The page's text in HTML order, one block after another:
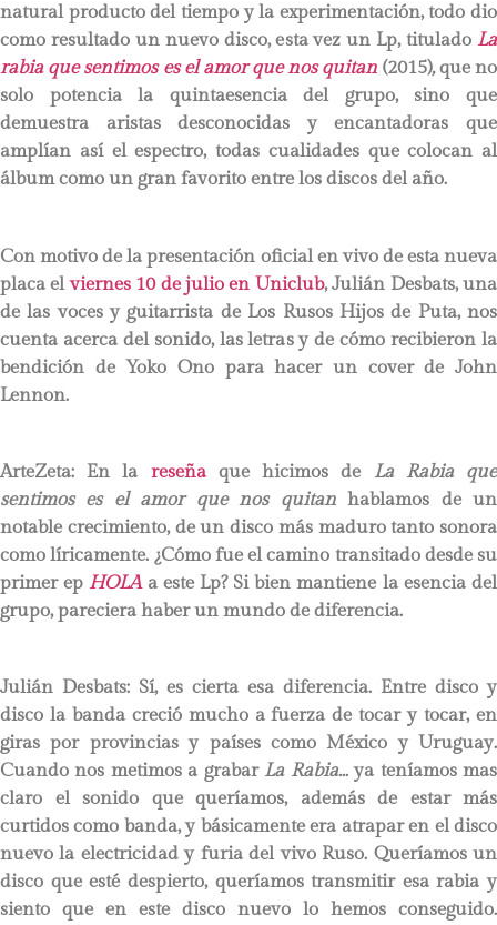
natural producto del tiempo y la experimentación, todo dio
como resultado un nuevo disco, esta vez un Lp, titulado La
rabia que sentimos es el amor que nos quitan (2015),que no
solo potencia la quintaesencia del grupo, sino que
demuestra aristas desconocidas y encantadoras que
amplían así el espectro, todas cualidades que colocan al
álbum como un gran favorito entre los discos del año.
Con motivo de la presentación oficial en vivo de esta nueva
placa elviernes 10 de julio en Uniclub, Julián Desbats, una
de las voces y guitarrista de Los Rusos Hijos de Puta, nos
cuenta acerca del sonido, las letras y de cómo recibieron la
bendición de Yoko Ono para hacer un cover de John
Lennon.
ArteZeta: En la reseña que hicimos de La Rabia que
sentimos es el amor que nos quitanhablamos de un
notable crecimiento, de un disco más maduro tanto sonora
como líricamente. ¿Cómo fue el camino transitado desde su
primer epHOLAa este Lp? Si bien mantiene la esencia del
grupo, pareciera haber un mundo de diferencia.
Julián Desbats: Sí, es cierta esa diferencia. Entre disco y
disco la banda creció mucho a fuerza de tocar y tocar, en
giras por provincias y países como México y Uruguay.
Cuando nos metimos a grabar La Rabia…ya teníamos mas
claro el sonido que queríamos, además de estar más
curtidos como banda, y básicamente era atrapar en el disco
nuevo la electricidad y furia del vivo Ruso. Queríamos un
disco que esté despierto, queríamos transmitir esa rabia y
siento que en este disco nuevo lo hemos conseguido.